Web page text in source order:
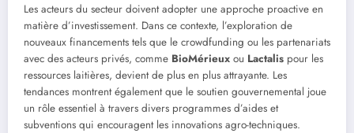
Les acteurs du secteur doivent adopter une approche proactive en
matière d’investissement. Dans ce contexte, l’exploration de
nouveaux financements tels que le crowdfunding ou les partenariats
avec des acteurs privés, comme BioMérieux ou Lactalis pour les
ressources laitières, devient de plus en plus attrayante. Les
tendances montrent également que le soutien gouvernemental joue
un rôle essentiel à travers divers programmes d’aides et
subventions qui encouragent les innovations agro-techniques.